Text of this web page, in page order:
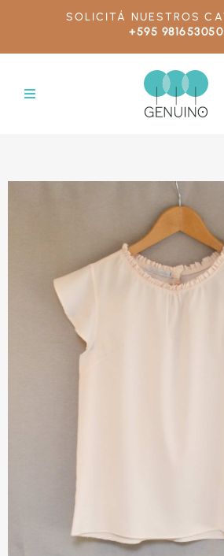
SOLICITÁ NUESTROS
+595 981653050